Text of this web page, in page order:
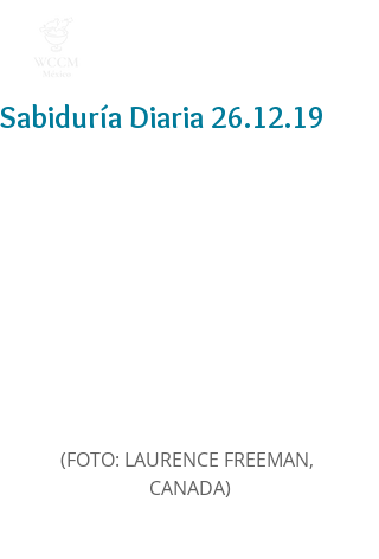
Sabiduría Diaria 26.12.19
(FOTO: LAURENCE FREEMAN,
CANADA)